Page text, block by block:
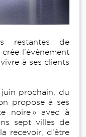
restantes de
l’évènement
à ses clients
juin prochain, du
propose à ses
noire » avec à
sept villes de
recevoir, d’être